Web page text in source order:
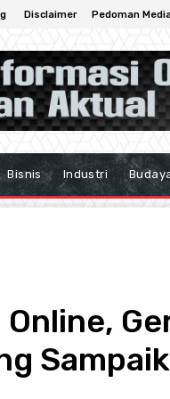
Disclaimer Pedoman
Bisnis Industri